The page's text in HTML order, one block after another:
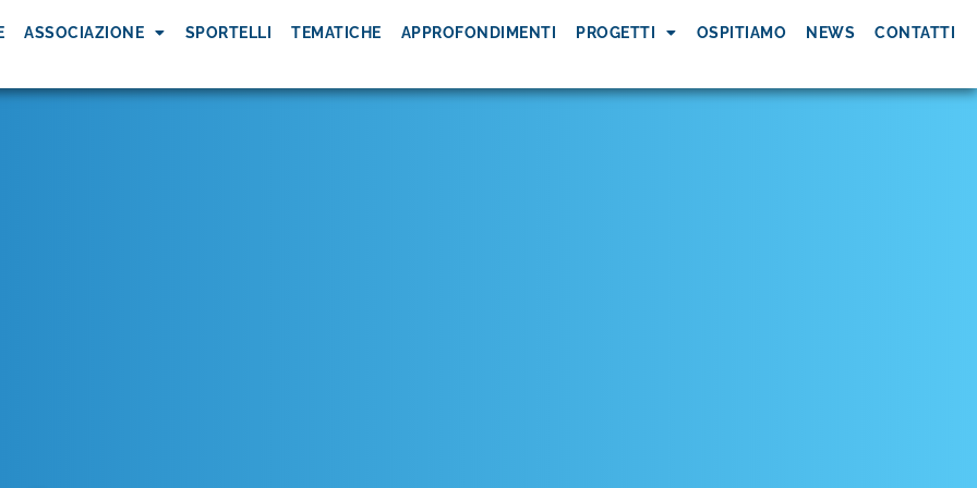
ASSOCIAZIONE SPORTELLI TEMATICHE APPROFONDIMENTI PROGETTI OSPITIAMO NEWS CONTATTI